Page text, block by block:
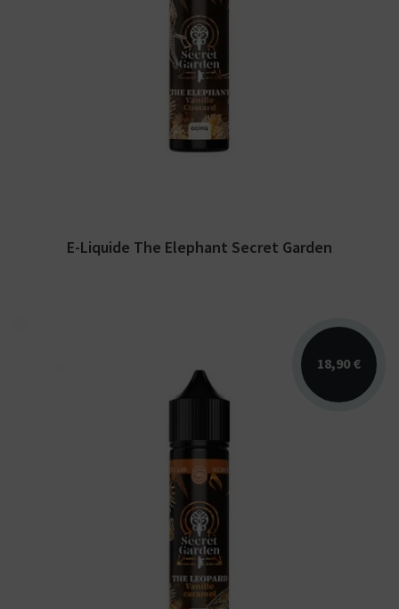
Arômes : vanille custard. E-liquide Secret
Garden. Disponible en 50 ml sans nicotine
E-Liquide The Elephant Secret Garden
18,90 €
Arômes : vanille, caramel. E-liquide Secret
Garden. Disponible en 50 ml sans nicotine